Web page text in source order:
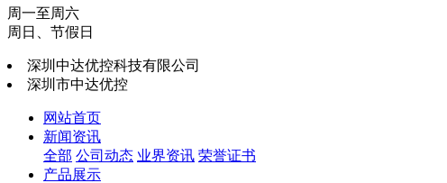
周一至周六
周日、节假日
深圳中达优控科技有限公司
深圳市中达优控
网站首页
新闻资讯
全部 公司动态 业界资讯 荣誉证书
产品展示